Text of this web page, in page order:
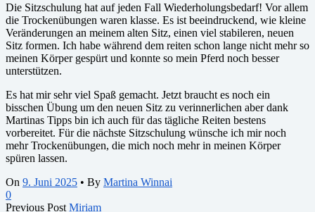
Die Sitzschulung hat auf jeden Fall Wiederholungsbedarf! Vor allem
die Trockenübungen waren klasse. Es ist beeindruckend, wie kleine
Veränderungen an meinem alten Sitz, einen viel stabileren, neuen
Sitz formen. Ich habe während dem reiten schon lange nicht mehr so
meinen Körper gespürt und konnte so mein Pferd noch besser
unterstützen.
Es hat mir sehr viel Spaß gemacht. Jetzt braucht es noch ein
bisschen Übung um den neuen Sitz zu verinnerlichen aber dank
Martinas Tipps bin ich auch für das tägliche Reiten bestens
vorbereitet. Für die nächste Sitzschulung wünsche ich mir noch
mehr Trockenübungen, die mich noch mehr in meinen Körper
spüren lassen.
On 9. Juni 2025 • By Martina Winnai
0
Previous Post Miriam